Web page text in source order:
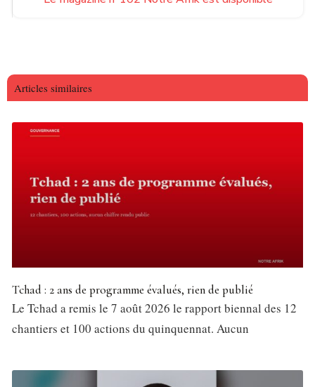
Articles similaires
Tchad : 2 ans de programme évalués, rien de publié
Le Tchad a remis le 7 août 2026 le rapport biennal des 12
chantiers et 100 actions du quinquennat. Aucun